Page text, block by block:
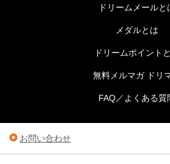
ドリームメールと
メダルとは
ドリームポイント
無料メルマガ ドリ
FAQ／よくある質
お問い合わせ